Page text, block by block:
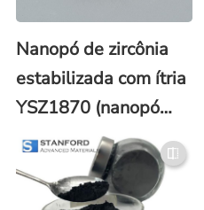
Nanopó de zircônia
estabilizada com ítria
YSZ1870 (nanopó
YTZP/YSZ)